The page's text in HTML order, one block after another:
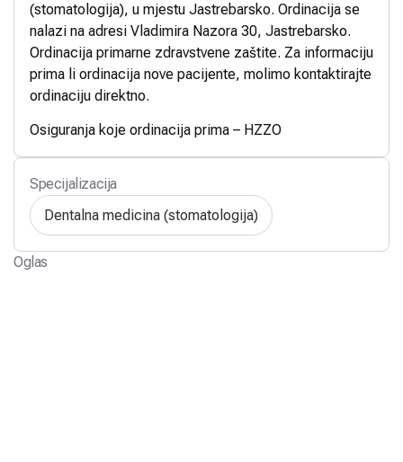
(stomatologija), u mjestu Jastrebarsko. Ordinacija se
nalazi na adresi Vladimira Nazora 30, Jastrebarsko.
Ordinacija primarne zdravstvene zaštite. Za informaciju
prima li ordinacija nove pacijente, molimo kontaktirajte
ordinaciju direktno.
Osiguranja koje ordinacija prima – HZZO
Specijalizacija
Dentalna medicina (stomatologija)
Oglas